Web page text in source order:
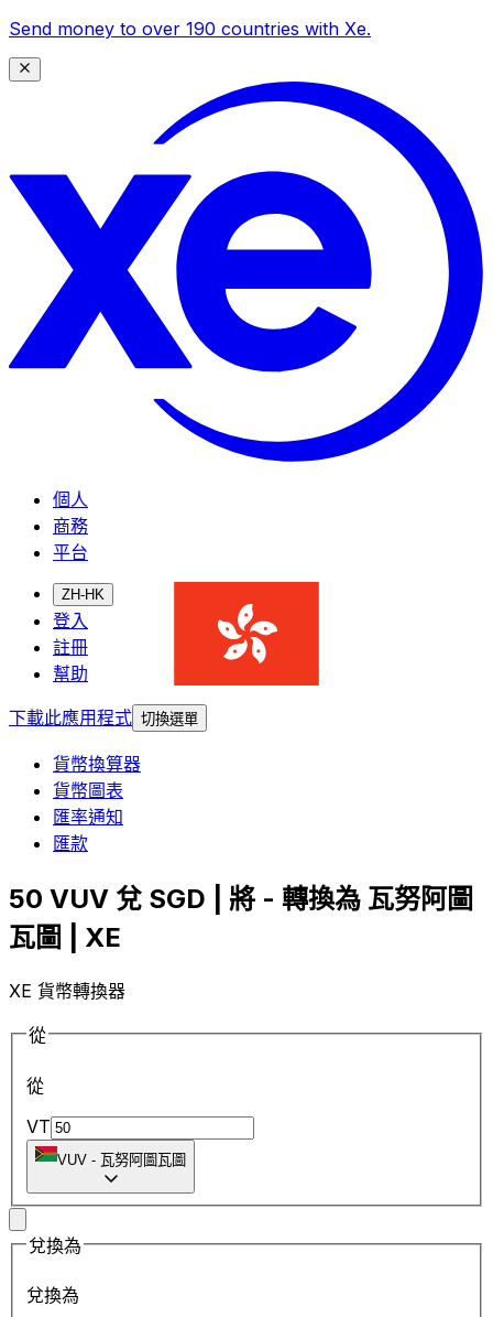
Send money to over 190 countries with Xe.
個人
商務
平台
ZH-HK
登入
註冊
幫助
下載此應用程式 切換選單
貨幣換算器
貨幣圖表
匯率通知
匯款
50 VUV 兌 SGD | 將 - 轉換為 瓦努阿圖
瓦圖 | XE
XE 貨幣轉換器
從
從
VT
VUV - 瓦努阿圖瓦圖
兌換為
兌換為